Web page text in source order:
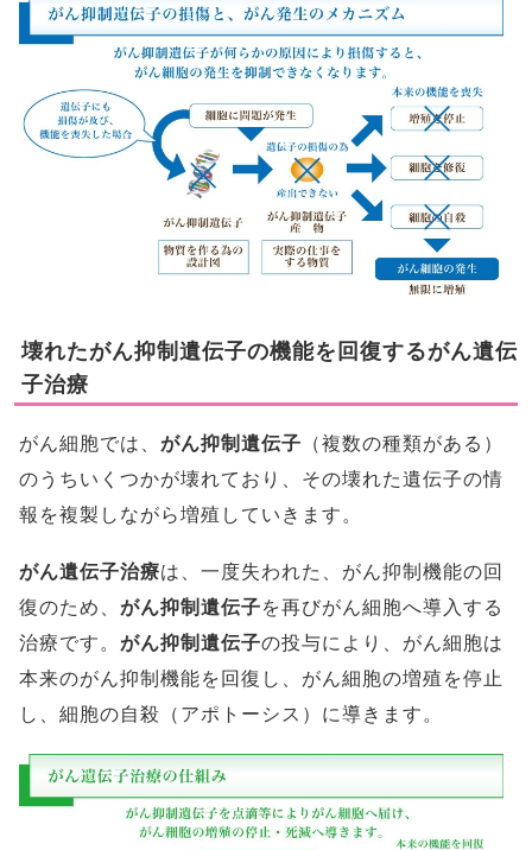
壊れたがん抑制遺伝子の機能を回復するがん遺伝
子治療
がん細胞では、 がん抑制遺伝子 （複数の種類がある）
のうちいくつかが壊れており、その壊れた遺伝子の情
報を複製しながら増殖していきます。
がん遺伝子治療は、一度失われた、がん抑制機能の回
復のため、 がん抑制遺伝子を再びがん細胞へ導入する
治療です。 がん抑制遺伝子の投与により、がん細胞は
本来のがん抑制機能を回復し、がん細胞の増殖を停止
し、細胞の自殺（アポトーシス）に導きます。